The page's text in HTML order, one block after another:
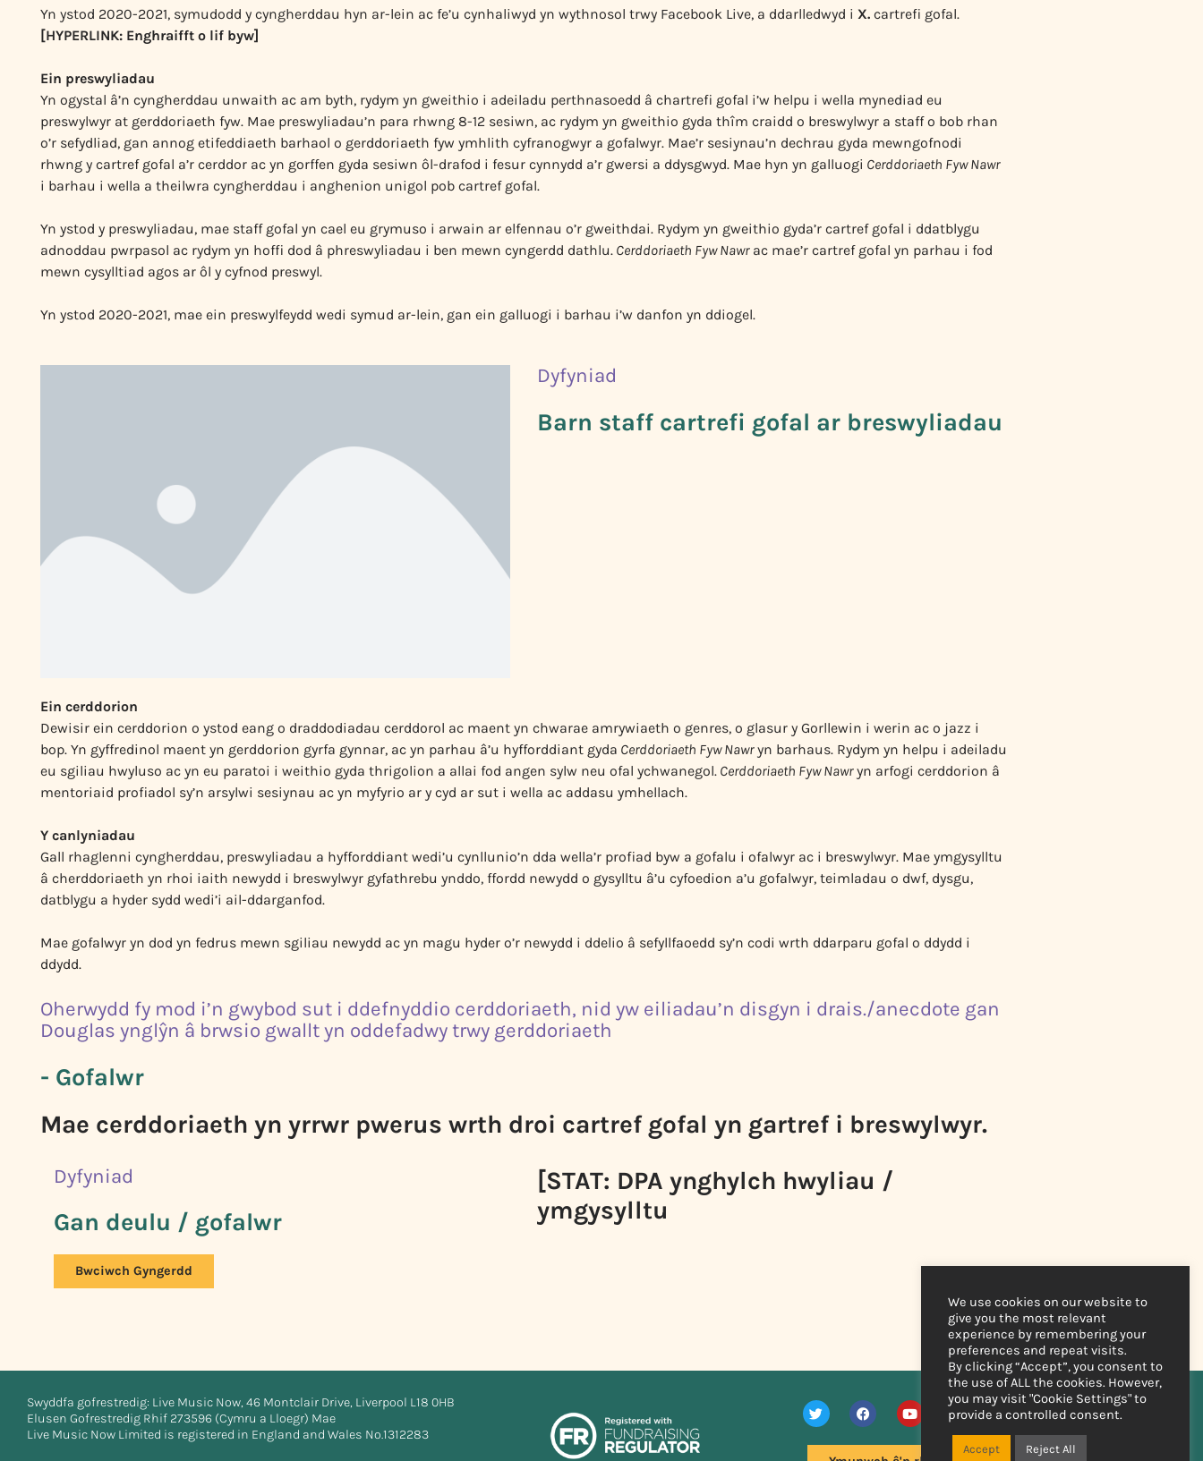
Yn ystod 2020-2021, symudodd y cyngherddau hyn ar-lein ac fe’u cynhaliwyd yn wythnosol trwy Facebook Live, a ddarlledwyd i X. cartrefi gofal.
[HYPERLINK: Enghraifft o lif byw]
Ein preswyliadau
Yn ogystal â’n cyngherddau unwaith ac am byth, rydym yn gweithio i adeiladu perthnasoedd â chartrefi gofal i’w helpu i wella mynediad eu
preswylwyr at gerddoriaeth fyw. Mae preswyliadau’n para rhwng 8-12 sesiwn, ac rydym yn gweithio gyda thîm craidd o breswylwyr a staff o bob rhan
o’r sefydliad, gan annog etifeddiaeth barhaol o gerddoriaeth fyw ymhlith cyfranogwyr a gofalwyr. Mae’r sesiynau’n dechrau gyda mewngofnodi
rhwng y cartref gofal a’r cerddor ac yn gorffen gyda sesiwn ôl-drafod i fesur cynnydd a’r gwersi a ddysgwyd. Mae hyn yn galluogi Cerddoriaeth Fyw Nawr
i barhau i wella a theilwra cyngherddau i anghenion unigol pob cartref gofal.
Yn ystod y preswyliadau, mae staff gofal yn cael eu grymuso i arwain ar elfennau o’r gweithdai. Rydym yn gweithio gyda’r cartref gofal i ddatblygu
adnoddau pwrpasol ac rydym yn hoffi dod â phreswyliadau i ben mewn cyngerdd dathlu. Cerddoriaeth Fyw Nawrac mae’r cartref gofal yn parhau i fod
mewn cysylltiad agos ar ôl y cyfnod preswyl.
Yn ystod 2020-2021, mae ein preswylfeydd wedi symud ar-lein, gan ein galluogi i barhau i’w danfon yn ddiogel.
Dyfyniad
Barn staff cartrefi gofal ar breswyliadau
Ein cerddorion
Dewisir ein cerddorion o ystod eang o draddodiadau cerddorol ac maent yn chwarae amrywiaeth o genres, o glasur y Gorllewin i werin ac o jazz i
bop. Yn gyffredinol maent yn gerddorion gyrfa gynnar, ac yn parhau â’u hyfforddiant gyda Cerddoriaeth Fyw Nawryn barhaus. Rydym yn helpu i adeiladu
eu sgiliau hwyluso ac yn eu paratoi i weithio gyda thrigolion a allai fod angen sylw neu ofal ychwanegol. Cerddoriaeth Fyw Nawryn arfogi cerddorion â
mentoriaid profiadol sy’n arsylwi sesiynau ac yn myfyrio ar y cyd ar sut i wella ac addasu ymhellach.
Y canlyniadau
Gall rhaglenni cyngherddau, preswyliadau a hyfforddiant wedi’u cynllunio’n dda wella’r profiad byw a gofalu i ofalwyr ac i breswylwyr. Mae ymgysylltu
â cherddoriaeth yn rhoi iaith newydd i breswylwyr gyfathrebu ynddo, ffordd newydd o gysylltu â’u cyfoedion a’u gofalwyr, teimladau o dwf, dysgu,
datblygu a hyder sydd wedi’i ail-ddarganfod.
Mae gofalwyr yn dod yn fedrus mewn sgiliau newydd ac yn magu hyder o’r newydd i ddelio â sefyllfaoedd sy’n codi wrth ddarparu gofal o ddydd i
ddydd.
Oherwydd fy mod i’n gwybod sut i ddefnyddio cerddoriaeth, nid yw eiliadau’n disgyn i drais./anecdote gan
Douglas ynglŷn â brwsio gwallt yn oddefadwy trwy gerddoriaeth
- Gofalwr
Mae cerddoriaeth yn yrrwr pwerus wrth droi cartref gofal yn gartref i breswylwyr.
Dyfyniad
Gan deulu / gofalwr
Bwciwch Gyngerdd
[STAT: DPA ynghylch hwyliau /
ymgysylltu
Swyddfa gofrestredig: Live Music Now, 46 Montclair Drive, Liverpool L18 0HB
Elusen Gofrestredig Rhif 273596 (Cymru a Lloegr) Mae
Live Music Now Limited is registered in England and Wales No.1312283
We use cookies on our website to
give you the most relevant
experience by remembering your
preferences and repeat visits.
By clicking “Accept”, you consent to
the use of ALL the cookies. However,
you may visit "Cookie Settings" to
provide a controlled consent.
Accept Reject All